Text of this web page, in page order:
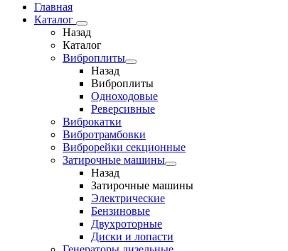
Главная
Каталог
Назад
Каталог
Виброплиты
Назад
Виброплиты
Одноходовые
Реверсивные
Виброкатки
Вибротрамбовки
Виброрейки секционные
Затирочные машины
Назад
Затирочные машины
Электрические
Бензиновые
Двухроторные
Диски и лопасти